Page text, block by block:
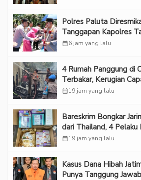
Polres Paluta
Tanggapan Kapolres
calendar_month6 jam yang lalu
‎4 Rumah Panggung di
Terbakar, Kerugian
calendar_month19 jam yang lalu
Bareskrim Bongkar
dari Thailand, 4 Pelaku
calendar_month19 jam yang lalu
Kasus Dana Hibah
Punya Tanggung